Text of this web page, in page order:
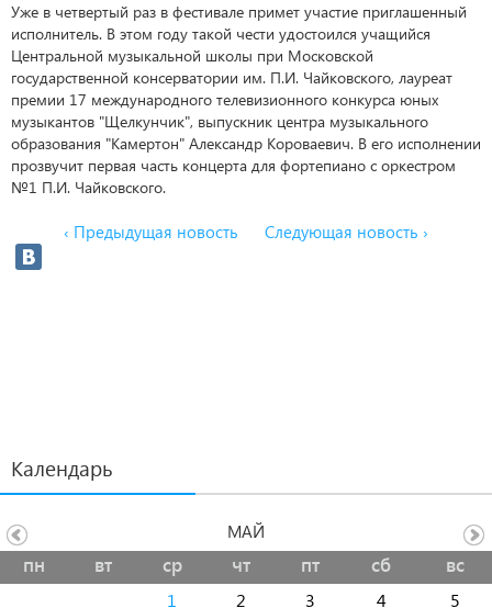
Уже в четвертый раз в фестивале примет участие приглашенный
исполнитель. В этом году такой чести удостоился учащийся
Центральной музыкальной школы при Московской
государственной консерватории им. П.И. Чайковского, лауреат
премии 17 международного телевизионного конкурса юных
музыкантов "Щелкунчик", выпускник центра музыкального
образования "Камертон" Александр Короваевич. В его исполнении
прозвучит первая часть концерта для фортепиано с оркестром
№1 П.И. Чайковского.
‹ Предыдущая новость Следующая новость ›
Календарь
пн вт ср чт пт сб вс
1 2 3 4
5
МАЙ